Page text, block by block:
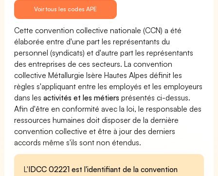
Voir tous les codes APE
Cette convention collective nationale (CCN) a été
élaborée entre d'une part les représentants du
personnel (syndicats) et d'autre part les représentants
des entreprises de ces secteurs. La convention
collective Métallurgie Isère Hautes Alpes définit les
règles s'appliquant entre les employés et les employeurs
dans lesactivités et les métiers présentés ci-dessus.
Afin d'être en conformité avec la loi, le responsable des
ressources humaines doit disposer de la dernière
convention collective et être à jour des derniers
accords même s'ils sont non étendus.
L'IDCC 02221 est l'identifiant de la convention